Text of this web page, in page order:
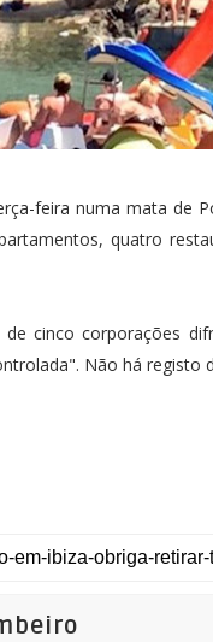
feira numa mata de
quatro
cinco corporações
Não há registo